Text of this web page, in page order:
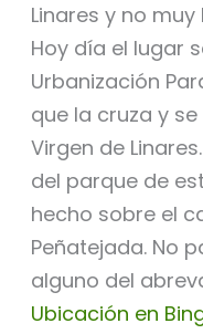
Linares y no
Hoy día el lugar
Urbanización
que la cruza y
Virgen de
del parque de
hecho sobre el
Peñatejada. No
alguno del
Ubicación en